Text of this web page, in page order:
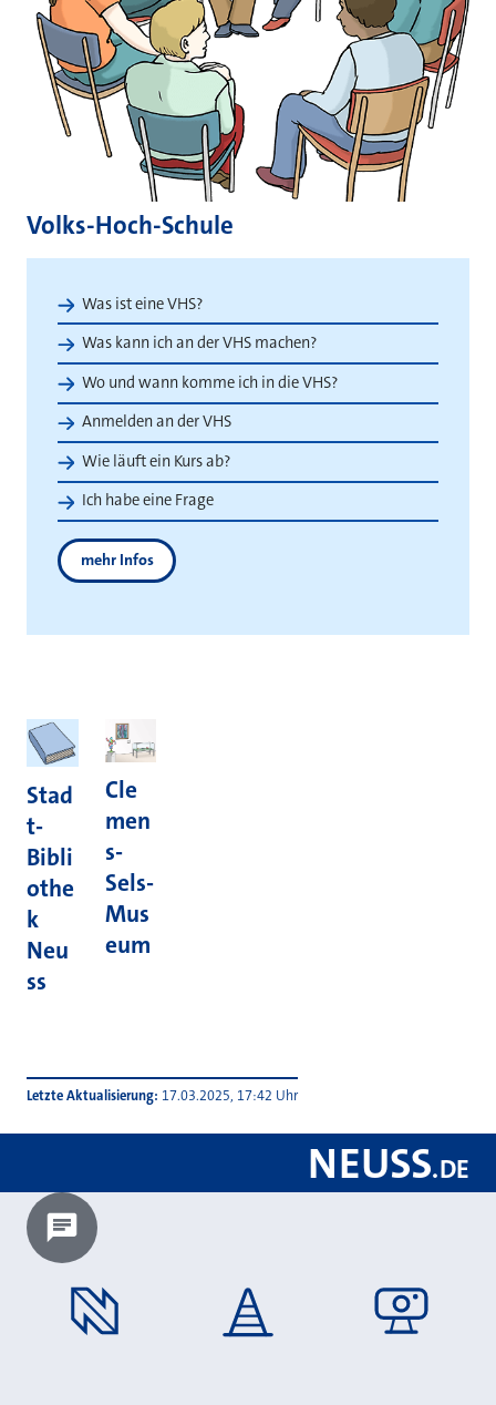
Volks-Hoch-Schule
Was ist eine VHS?
Was kann ich an der VHS machen?
Wo und wann komme ich in die VHS?
Anmelden an der VHS
Wie läuft ein Kurs ab?
Ich habe eine Frage
mehr Infos
Themen
Stad
t-
Bibli
othe
k
Neu
ss
Cle
men
s-
Sels-
Mus
eum
Letzte Aktualisierung 17.03.2025, 17:42 Uhr
NEUSS.DE
Chatbot laden?